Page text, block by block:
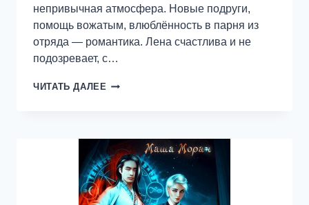
непривычная атмосфера. Новые подруги,
помощь вожатым, влюблённость в парня из
отряда — романтика. Лена счастлива и не
подозревает, с…
ЧИТАТЬ ДАЛЕЕ ЛАГЕРЬ,
УМЕРЛА